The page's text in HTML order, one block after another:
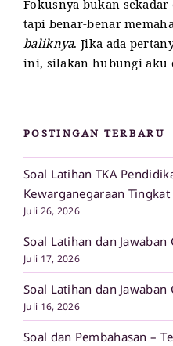
Fokusnya bukan
tapi benar-benar
baliknya. Jika ada
ini, silakan hubungi aku
POSTINGAN TERBARU
Soal Latihan TKA
Kewarganegaraan Tingkat
Juli 26, 2026
Soal Latihan dan Jawaban
Juli 17, 2026
Soal Latihan dan Jawaban
Juli 16, 2026
Soal dan Pembahasan –